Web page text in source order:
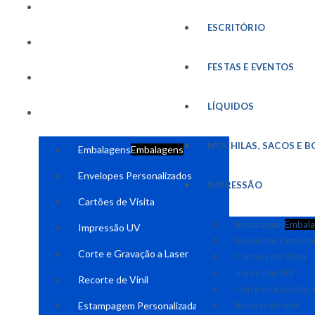
EmbalagensEmbalagens
Envelopes Personalizados
Cartões de Visita
Impressão UV
Corte e Gravação a Laser
Recorte de Vinil
Estampagem Personalizada
ESCRITÓRIO
FESTAS E EVENTOS
LÍQUIDOS
MOCHILAS, SACOS E
IMPRESSÃO
Embalagens
Envelopes
Cartões de Visita
Impressão UV
Corte e Gravação
Recorte de Vinil